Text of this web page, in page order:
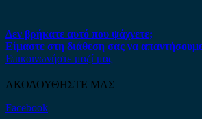
Δεν βρήκατε αυτό που ψάχνετε;
Είμαστε στη διάθεση σας να
Επικοινωνήστε μαζί μας
ΑΚΟΛΟΥΘΗΣΤΕ ΜΑΣ
Facebook